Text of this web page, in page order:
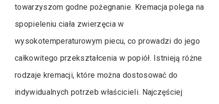
towarzyszom godne pożegnanie. Kremacja polega na
spopieleniu ciała zwierzęcia w
wysokotemperaturowym piecu, co prowadzi do jego
całkowitego przekształcenia w popiół. Istnieją różne
rodzaje kremacji, które można dostosować do
indywidualnych potrzeb właścicieli. Najczęściej